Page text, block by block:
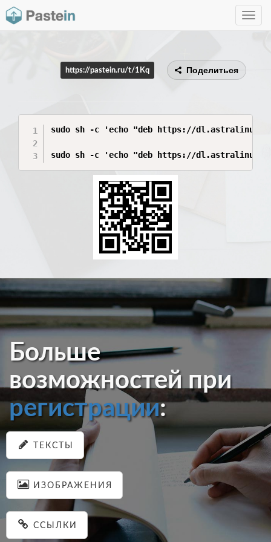
Toggle
https://pastein.ru/t/1Kq Поделиться
sudo sh -c 'echo "deb https://
sudo sh -c 'echo "deb https://
Больше
возможностей при
регистрации:
ТЕКСТЫ
ИЗОБРАЖЕНИЯ
ССЫЛКИ